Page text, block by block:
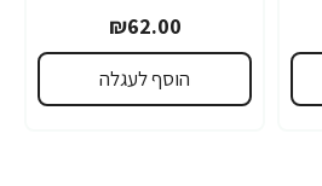
₪62.00
הוסף לעגלה